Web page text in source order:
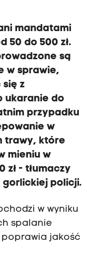
mandatami
50 do 500 zł.
są
w sprawie,
z
ukaranie do
przypadku
w
trawy, które
mieniu w
zł - tłumaczy
gorlickiej policji.
w wyniku
spalanie
poprawia jakość